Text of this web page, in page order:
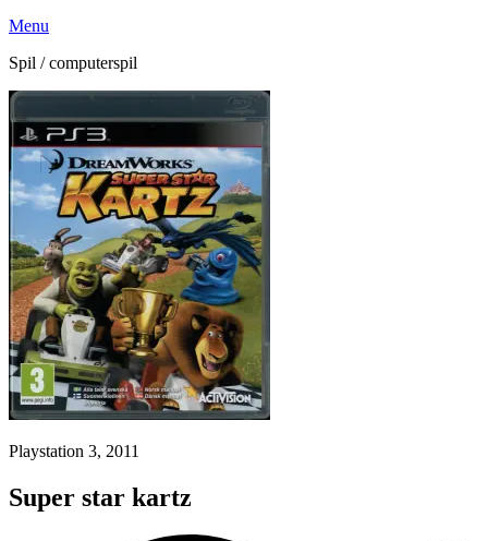
Menu
Spil / computerspil
Playstation 3, 2011
Super star kartz